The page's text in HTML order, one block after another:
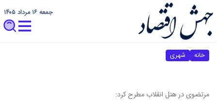
جمعه ۱۶ مرداد ۱۴۰۵
خانه شهری
مرتضوی در هتل انقلاب مطرح کرد: